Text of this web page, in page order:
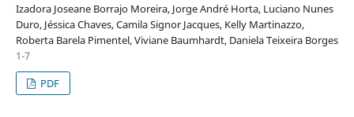
Izadora Joseane Borrajo Moreira, Jorge André Horta, Luciano Nunes
Duro, Jéssica Chaves, Camila Signor Jacques, Kelly Martinazzo,
Roberta Barela Pimentel, Viviane Baumhardt, Daniela Teixeira Borges
1-7
PDF